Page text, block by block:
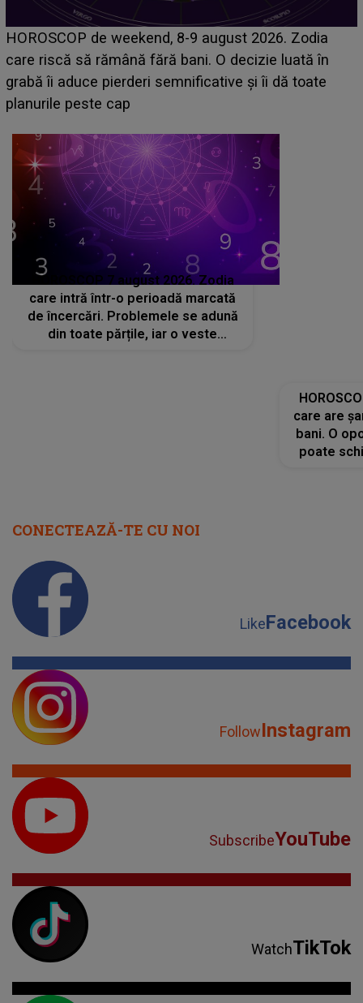
Emanuel a ținut ACEST DETALIU ASCUNS până
acum! În fața Alexandrei, concurentul din Casa Iubirii
face o MĂRTURISIRE NEAȘTEPTATĂ despre mama
sa: "I-am spus și ei în față, eu nu te iubesc pentru
HOROSCOP 7 august 2026. Zodia
care intră într-o perioadă marcată
de încercări. Problemele se adună
din toate părțile, iar o veste
CONECTEAZĂ-TE CU NOI
LikeFacebook
FollowInstagram
SubscribeYouTube
WatchTikTok